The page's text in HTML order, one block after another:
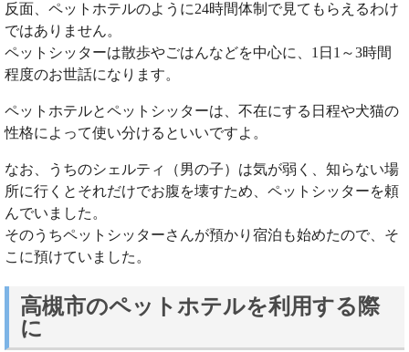
反面、ペットホテルのように24時間体制で見てもらえるわけ
ではありません。
ペットシッターは散歩やごはんなどを中心に、1日1～3時間
程度のお世話になります。
ペットホテルとペットシッターは、不在にする日程や犬猫の
性格によって使い分けるといいですよ。
なお、うちのシェルティ（男の子）は気が弱く、知らない場
所に行くとそれだけでお腹を壊すため、ペットシッターを頼
んでいました。
そのうちペットシッターさんが預かり宿泊も始めたので、そ
こに預けていました。
高槻市のペットホテルを利用する際
に